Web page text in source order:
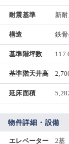
耐震基準 新
構造 鉄
基準階坪数
基準階天井高
延床面積
物件詳細・設備
エレベーター 2基